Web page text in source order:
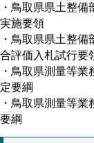
・鳥取県県土整
実施要領
・鳥取県県土整
合評価入札試行要
・鳥取県測量等
定要綱
・鳥取県測量等
要綱